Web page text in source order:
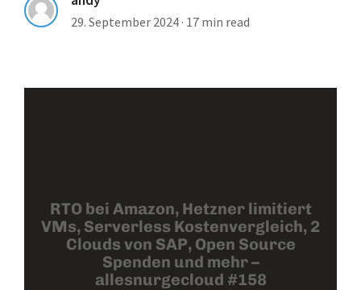
29. September 2024 · 17 min read
RTO bei Amazon, Hetzner limitiert
VMs, Serverless Kostenvergleich, 2
Clouds von SAP, Open Source
Spenden und mehr –
allesnurgecloud #158